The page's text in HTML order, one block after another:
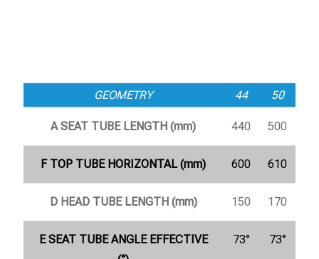
GEOMETRY 44 50
A SEAT TUBE LENGTH (mm) 440 500
F TOP TUBE HORIZONTAL (mm) 600 610
D HEAD TUBE LENGTH (mm) 150 170
E SEAT TUBE ANGLE EFFECTIVE
73° 73°